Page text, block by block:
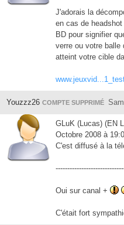
J'adorais la
en cas de
BD pour signifier
verre ou votre balle
atteint votre cible
Youzzz26 COMPTE SUPPRIMÉ
GLuK (Lucas) (EN
Octobre 2008 à
C'est diffusé à la
--------------------
Oui sur canal +
C'était fort